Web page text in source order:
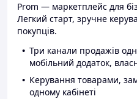
Prom — маркетплейс для
Легкий старт, зручне
покупців.
Три канали продажів
мобільний додаток,
Керування товарами,
одному кабінеті